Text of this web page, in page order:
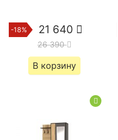
-18% 21 640
26 390
В корзину